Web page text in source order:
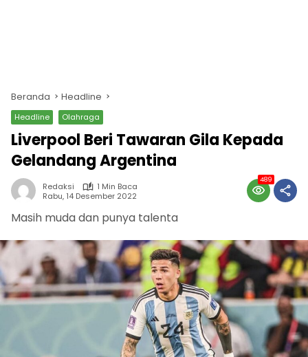
Beranda Headline
Headline Olahraga
Liverpool Beri Tawaran Gila Kepada
Gelandang Argentina
Redaksi
1 Min Baca
Rabu, 14 Desember 2022
489
Masih muda dan punya talenta